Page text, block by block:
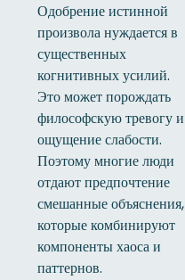
Одобрение истинной
произвола нуждается в
существенных
когнитивных усилий.
Это может порождать
философскую тревогу и
ощущение слабости.
Поэтому многие люди
отдают предпочтение
смешанные объяснения,
которые комбинируют
компоненты хаоса и
паттернов.